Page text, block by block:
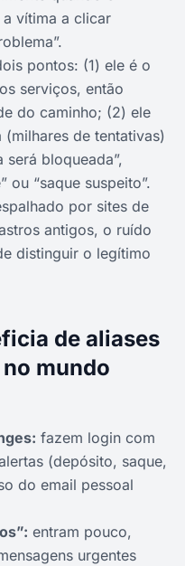
vítima a clicar
pontos: (1) ele é o
serviços, então
do caminho; (2) ele
de tentativas)
bloqueada”,
ou “saque suspeito”.
por sites de
antigos, o ruído
distinguir o legítimo
de aliases
mundo
fazem login com
(depósito, saque,
do email pessoal
entram pouco,
urgentes